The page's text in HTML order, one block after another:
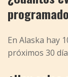
En Alaska hay
próximos 30